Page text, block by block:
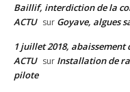
Baillif, interdiction de la
ACTU sur Goyave, algues
1 juillet 2018, abaissement
ACTU sur Installation de
pilote